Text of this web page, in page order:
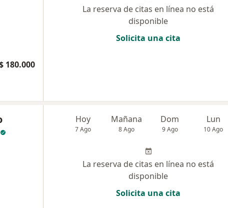
180.000
La reserva de citas en línea no está
disponible
Solicita una cita
Hoy
7 Ago
Mañana
8 Ago
Dom
9 Ago
Lun
10 Ago
La reserva de citas en línea no está
disponible
Solicita una cita